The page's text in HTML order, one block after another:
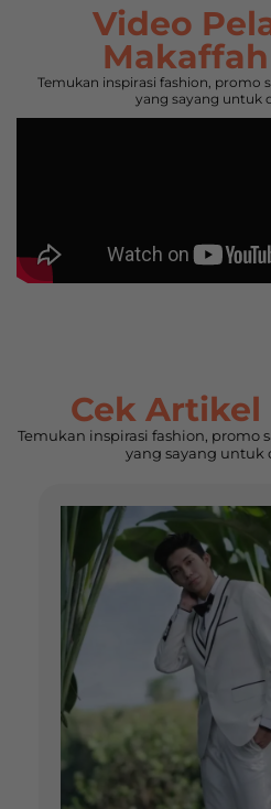
Video
Temukan inspirasi fashion, promo
yang sayang untuk
Cek Artikel
Temukan inspirasi fashion, promo
yang sayang untuk